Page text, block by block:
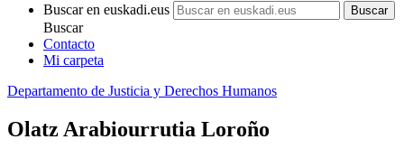
Buscar en euskadi.eus
Buscar
Contacto
Mi carpeta
Departamento de Justicia y Derechos Humanos
Olatz Arabiourrutia Loroño